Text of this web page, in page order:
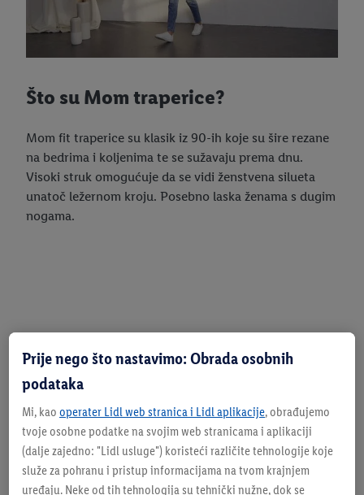
Što su Mom traperice?
Mom fit traperice su klasik iz 90-ih koje su šire rezane
na bedrima i koljenima te se sužavaju prema dnu.
Visoki struk omogućuje da se vidi ženstvena silueta
unatoč ležernom kroju. Posebno laska ženama s dugim
nogama.
Prije nego što nastavimo: Obrada osobnih
podataka
Mi, kao operater Lidl web stranica i Lidl aplikacije, obrađujemo
tvoje osobne podatke na svojim web stranicama i aplikaciji
(dalje zajedno: "Lidl usluge") koristeći različite tehnologije koje
služe za pohranu i pristup informacijama na tvom krajnjem
uređaju. Neke od tih tehnologija su tehnički nužne, dok se